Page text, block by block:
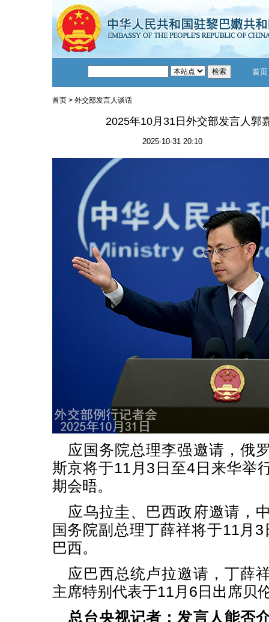
首页
首页> 外交部发言人谈话
2025年10月31日外交部发言人郭
2025-10-31 20:10
应国务院总理李强邀请，俄
斯京将于11月3日至4日来华举
期会晤。
应乌拉圭、巴西政府邀请，
国务院副总理丁薛祥将于11月
巴西。
应巴西总统卢拉邀请，丁薛
主席特别代表于11月6日出席贝
总台央视记者：发言人能否